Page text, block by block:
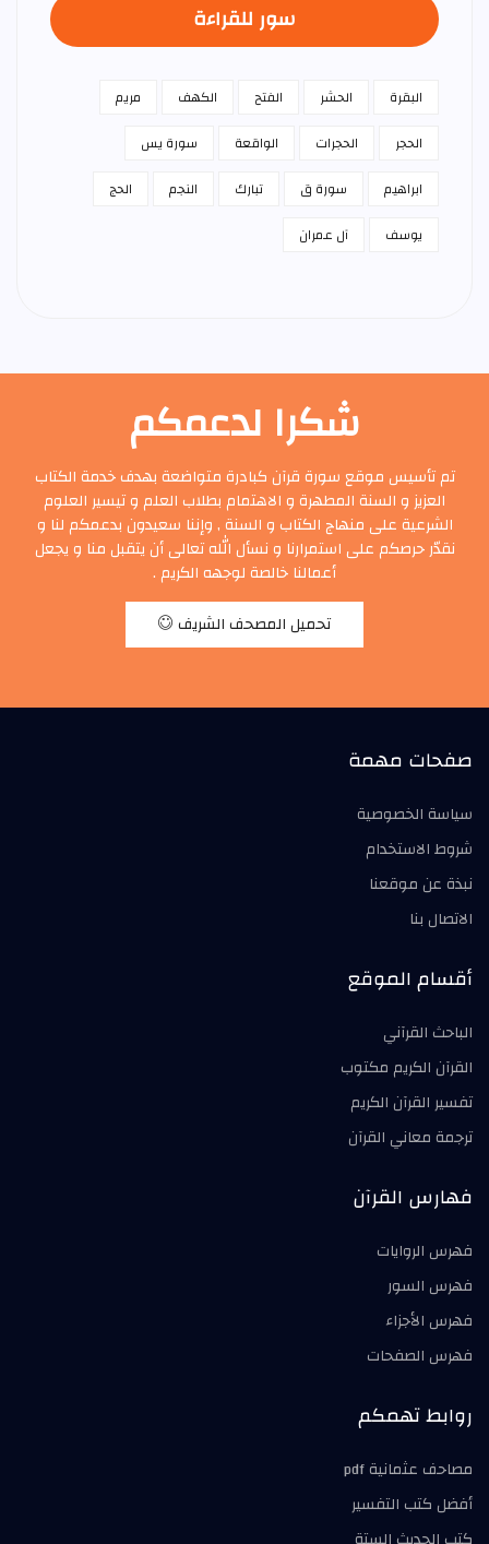
سور للقراءة
البقرة الحشر الفتح الكهف
مريم
الحجر
الحجرات الواقعة
سورة يس
ابراهيم
سورة ق تبارك النجم
الحج
يوسف
آل عمران
شكرا لدعمكم
تم تأسيس موقع سورة قرآن كبادرة متواضعة بهدف خدمة الكتاب
العزيز و السنة المطهرة و الاهتمام بطلاب العلم و تيسير العلوم
الشرعية على منهاج الكتاب و السنة , وإننا سعيدون بدعمكم لنا و
نقدّر حرصكم على استمرارنا و نسأل الله تعالى أن يتقبل منا و يجعل
أعمالنا خالصة لوجهه الكريم .
تحميل المصحف الشريف
صفحات مهمة
سياسة الخصوصية
شروط الاستخدام
نبذة عن موقعنا
الاتصال بنا
أقسام الموقع
الباحث القرآني
القرآن الكريم مكتوب
تفسير القرآن الكريم
ترجمة معاني القرآن
فهارس القرآن
فهرس الروايات
فهرس السور
فهرس الأجزاء
فهرس الصفحات
روابط تهمكم
مصاحف عثمانية pdf
أفضل كتب التفسير